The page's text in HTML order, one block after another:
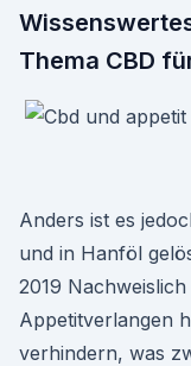
Thema CBD
Anders ist es
und in Hanföl
2019
Appetitverlangen
verhindern, was